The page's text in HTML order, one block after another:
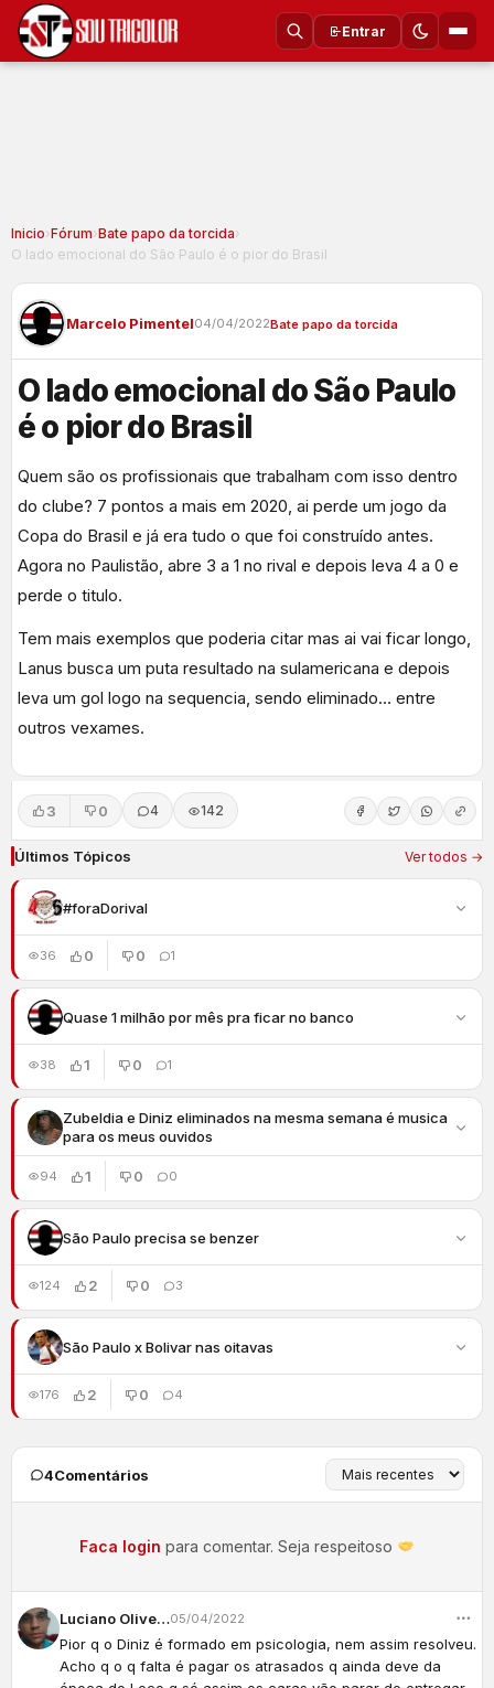
Entrar
Inicio›Fórum›Bate papo da torcida›
O lado emocional do São Paulo é o pior do Brasil
Marcelo Pimentel04/04/2022Bate papo da torcida
O lado emocional do São Paulo
é o pior do Brasil
Quem são os profissionais que trabalham com isso dentro
do clube? 7 pontos a mais em 2020, ai perde um jogo da
Copa do Brasil e já era tudo o que foi construído antes.
Agora no Paulistão, abre 3 a 1 no rival e depois leva 4 a 0 e
perde o titulo.
Tem mais exemplos que poderia citar mas ai vai ficar longo,
Lanus busca um puta resultado na sulamericana e depois
leva um gol logo na sequencia, sendo eliminado… entre
outros vexames.
3 0 4 142
Últimos Tópicos Ver todos →
#foraDorival
36 0 0 1
Quase 1 milhão por mês pra ficar no banco
38 1 0 1
Zubeldia e Diniz eliminados na mesma semana é musica
para os meus ouvidos
94 1 0 0
São Paulo precisa se benzer
124 2 0 3
São Paulo x Bolivar nas oitavas
176 2 0 4
4Comentários
Faca login para comentar. Seja respeitoso
Luciano Oliveira05/04/2022
Pior q o Diniz é formado em psicologia, nem assim resolveu.
Acho q o q falta é pagar os atrasados q ainda deve da